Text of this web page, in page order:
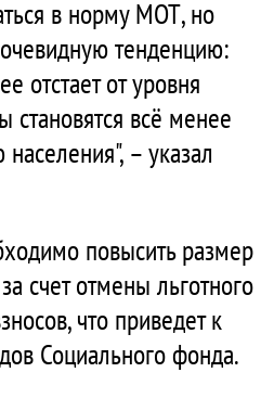
в норму МОТ, но
очевидную тенденцию:
отстает от уровня
становятся всё менее
– указал
повысить размер
счет отмены льготного
что приведет к
Социального фонда.